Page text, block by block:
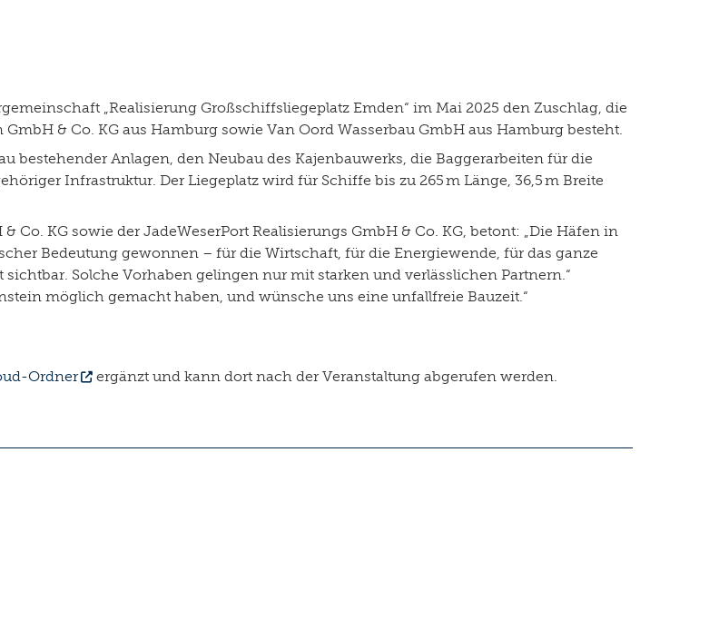
„Realisierung Großschiffsliegeplatz Emden“ im Mai 2025 den Zuschlag, die
& Co. KG aus Hamburg sowie Van Oord Wasserbau GmbH aus Hamburg besteht.
Anlagen, den Neubau des Kajenbauwerks, die Baggerarbeiten für die
Infrastruktur. Der Liegeplatz wird für Schiffe bis zu 265 m Länge, 36,5 m Breite
Co. KG sowie der JadeWeserPort Realisierungs GmbH & Co. KG, betont: „Die Häfen in
Bedeutung gewonnen – für die Wirtschaft, für die Energiewende, für das ganze
Solche Vorhaben gelingen nur mit starken und verlässlichen Partnern.“
möglich gemacht haben, und wünsche uns eine unfallfreie Bauzeit.“
Ordner ergänzt und kann dort nach der Veranstaltung abgerufen werden.